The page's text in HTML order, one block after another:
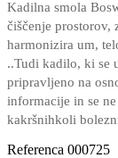
Kadilna smola
čiščenje prostorov,
harmonizira um,
..Tudi kadilo, ki se
pripravljeno na
informacije in se
kakršnihkoli
Referenca 000725